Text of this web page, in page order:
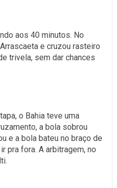
aos 40 minutos. No
e cruzou rasteiro
trivela, sem dar chances
o Bahia teve uma
a bola sobrou
e a bola bateu no braço de
pra fora. A arbitragem, no